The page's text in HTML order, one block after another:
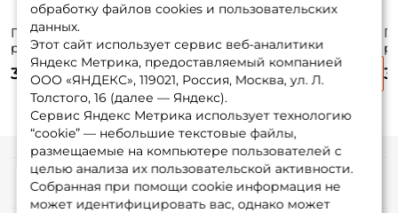
Груза "чебурашки"
разборные Grfish
Вольфрам 5 гр.
матовый 3 шт.
395 ₽
разборные CF
вольфрам 3гр.
чёрный 3 шт.
340 ₽
разборные CF
вольфрам 5гр.
золото 2 шт.
380 ₽
обработку файлов cookies и пользовательских
данных.
Этот сайт использует сервис веб-аналитики
Яндекс Метрика, предоставляемый компанией
ООО «ЯНДЕКС», 119021, Россия, Москва, ул. Л.
Толстого, 16 (далее — Яндекс).
Сервис Яндекс Метрика использует технологию
“cookie” — небольшие текстовые файлы,
размещаемые на компьютере пользователей с
целью анализа их пользовательской активности.
Собранная при помощи cookie информация не
может идентифицировать вас, однако может
Информация